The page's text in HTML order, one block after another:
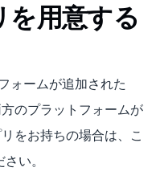
用意する
ォームが追加された
のプラットフォームが
をお持ちの場合は、こ
い。